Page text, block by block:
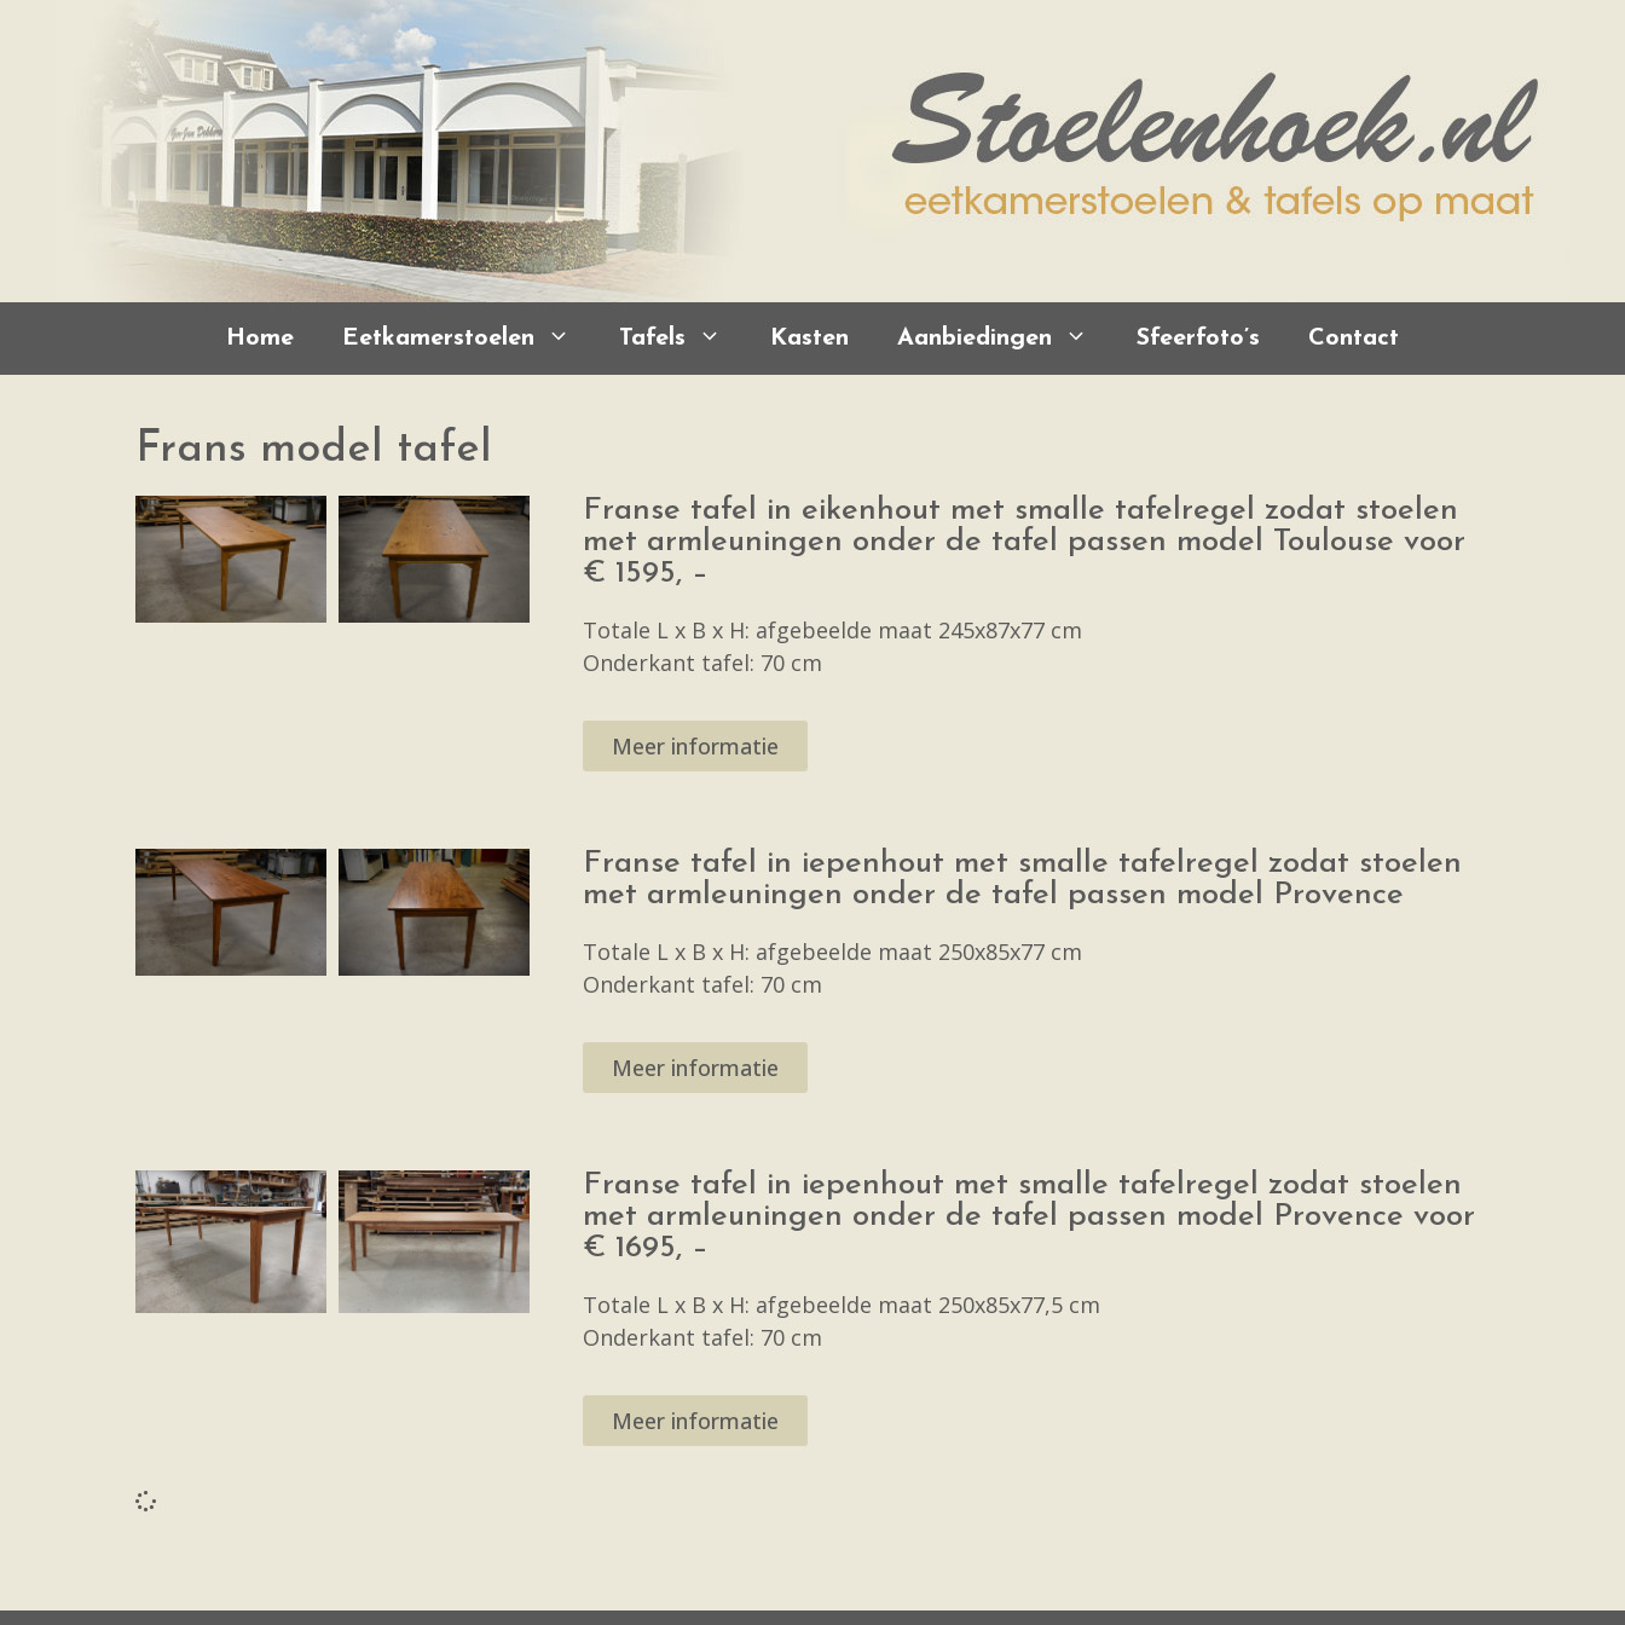
Home Eetkamerstoelen Tafels Kasten Aanbiedingen Sfeerfoto’s Contact
Frans model tafel
Franse tafel in eikenhout met smalle tafelregel zodat stoelen
met armleuningen onder de tafel passen model Toulouse voor
€ 1595, –
Totale L x B x H: afgebeelde maat 245x87x77 cm
Onderkant tafel: 70 cm
Meer informatie
Franse tafel in iepenhout met smalle tafelregel zodat stoelen
met armleuningen onder de tafel passen model Provence
Totale L x B x H: afgebeelde maat 250x85x77 cm
Onderkant tafel: 70 cm
Meer informatie
Franse tafel in iepenhout met smalle tafelregel zodat stoelen
met armleuningen onder de tafel passen model Provence voor
€ 1695, –
Totale L x B x H: afgebeelde maat 250x85x77,5 cm
Onderkant tafel: 70 cm
Meer informatie